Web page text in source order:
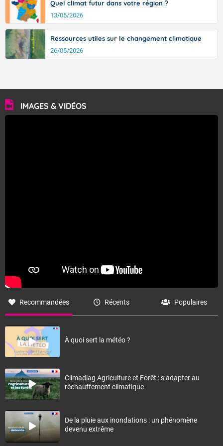
Quel climat futur dans votre région ?
13/05/2026
Ressources utiles sur le changement climatique
26/05/2026
IMAGES & VIDÉOS
Recommandées Récents Populaires
À quoi sert la météo ?
Climadiag Agriculture et Forêt : s’adapter au
réchauffement climatique
De la pluie aux inondations : un phénomène
devenu extrême